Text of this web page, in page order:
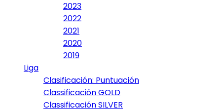
2023
2022
2021
2020
2019
Liga
Clasificación: Puntuación
Classificación GOLD
Classificación SILVER